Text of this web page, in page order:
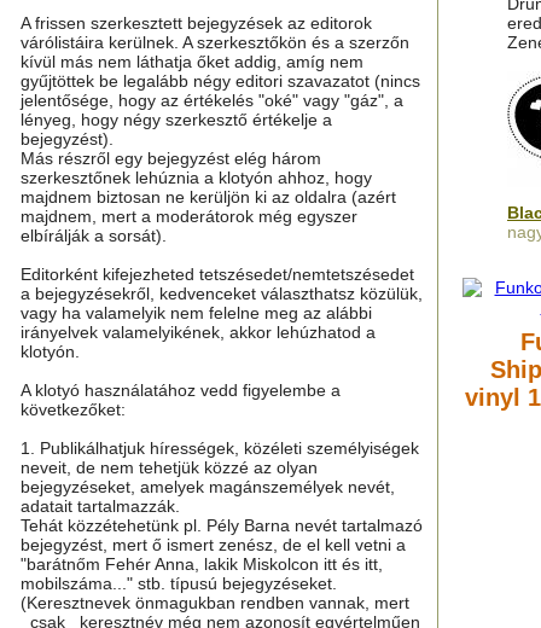
A frissen szerkesztett bejegyzések az editorok
várólistáira kerülnek. A szerkesztőkön és a szerzőn
kívül más nem láthatja őket addig, amíg nem
gyűjtöttek be legalább négy editori szavazatot (nincs
jelentősége, hogy az értékelés "oké" vagy "gáz", a
lényeg, hogy négy szerkesztő értékelje a
bejegyzést).
Más részről egy bejegyzést elég három
szerkesztőnek lehúznia a klotyón ahhoz, hogy
majdnem biztosan ne kerüljön ki az oldalra (azért
majdnem, mert a moderátorok még egyszer
elbírálják a sorsát).
Editorként kifejezheted tetszésedet/nemtetszésedet
a bejegyzésekről, kedvenceket választhatsz közülük,
vagy ha valamelyik nem felelne meg az alábbi
irányelvek valamelyikének, akkor lehúzhatod a
klotyón.
A klotyó használatához vedd figyelembe a
következőket:
1. Publikálhatjuk hírességek, közéleti személyiségek
neveit, de nem tehetjük közzé az olyan
bejegyzéseket, amelyek magánszemélyek nevét,
adatait tartalmazzák.
Tehát közzétehetünk pl. Pély Barna nevét tartalmazó
bejegyzést, mert ő ismert zenész, de el kell vetni a
"barátnőm Fehér Anna, lakik Miskolcon itt és itt,
mobilszáma..." stb. típusú bejegyzéseket.
(Keresztnevek önmagukban rendben vannak, mert
_csak_ keresztnév még nem azonosít egyértelműen
vinyl